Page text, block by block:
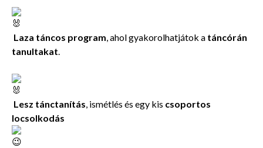
Laza táncos program, ahol gyakorolhatjátok a táncórán
tanultakat.
Lesz tánctanítás, ismétlés és egy kis csoportos
locsolkodás